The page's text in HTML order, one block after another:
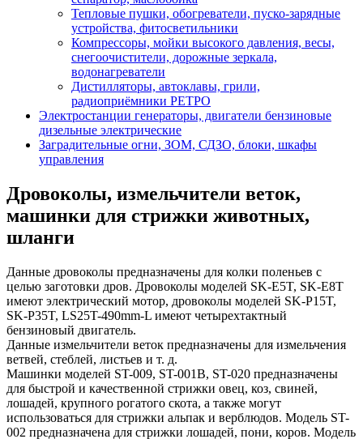
Тепловые пушки, обогреватели, пуско-зарядные
устройства, фитосветильники
Компрессоры, мойки высокого давления, весы,
снегоочистители, дорожные зеркала,
водонагреватели
Дистилляторы, автоклавы, грили,
радиоприёмники РЕТРО
Электростанции генераторы, двигатели бензиновые
дизельные электрические
Заградительные огни, ЗОМ, СДЗО, блоки, шкафы
управления
Дровоколы, измельчители веток,
машинки для стрижки животных,
шланги
Данные дровоколы предназначены для колки поленьев с
целью заготовки дров. Дровоколы моделей SK-E5T, SK-E8T
имеют электрический мотор, дровоколы моделей SK-P15T,
SK-P35T, LS25T-490mm-L имеют четырехтактный
бензиновый двигатель.
Данные измельчители веток предназначены для измельчения
ветвей, стеблей, листьев и т. д.
Машинки моделей ST-009, ST-001B, ST-020 предназначены
для быстрой и качественной стрижки овец, коз, свиней,
лошадей, крупного рогатого скота, а также могут
использоваться для стрижки альпак и верблюдов. Модель ST-
002 предназначена для стрижки лошадей, пони, коров. Модель